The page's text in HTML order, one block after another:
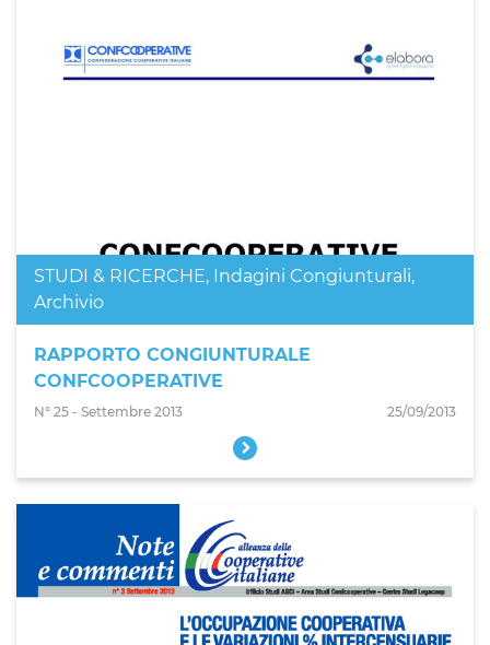
STUDI & RICERCHE, Indagini Congiunturali,
Archivio
RAPPORTO CONGIUNTURALE
CONFCOOPERATIVE
N° 25 - Settembre 2013 25/09/2013